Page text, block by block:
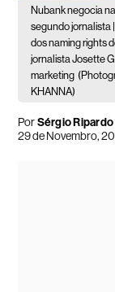
Nubank negocia
segundo jornalista |
dos naming rights
jornalista Josette
marketing
KHANNA)
PorSérgio Ripardo
29 de Novembro,